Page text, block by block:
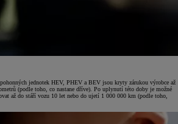
jednotek HEV, PHEV a BEV jsou kryty zárukou výrobce až
(podle toho, co nastane dříve). Po uplynutí této doby je možné
až do stáří vozu 10 let nebo do ujetí 1 000 000 km (podle toho,